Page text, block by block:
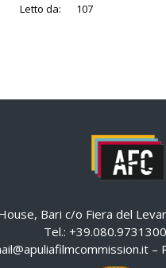
Letto da: 107
Bari c/o Fiera del
Tel.:
–